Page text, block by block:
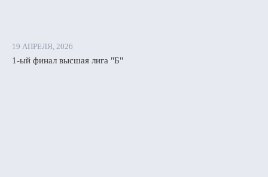
19 АПРЕЛЯ, 2026
1-ый финал высшая лига "Б"